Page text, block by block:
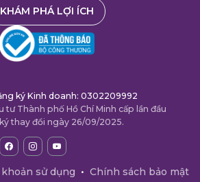
KHÁM PHÁ LỢI ÍCH
ký Kinh doanh: 0302209992
tư Thành phố Hồ Chí Minh cấp lần đầu
thay đổi ngày 26/09/2025.
sử dụng • Chính sách bảo mật